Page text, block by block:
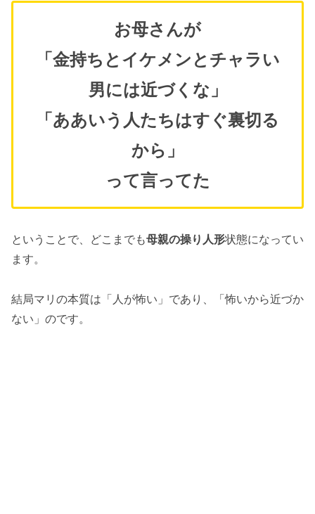
お母さんが
「金持ちとイケメンとチャラい
男には近づくな」
「ああいう人たちはすぐ裏切る
から」
って言ってた
ということで、どこまでも母親の操り人形状態になってい
ます。
結局マリの本質は「人が怖い」であり、「怖いから近づか
ない」のです。